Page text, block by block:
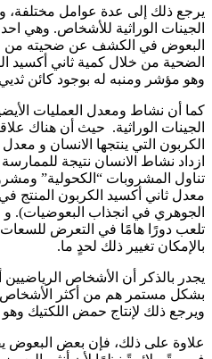
يرجع ذلك إلى عدة عوامل
الجينات الوراثية للأشخاص. وهي
البعوض في الكشف عن ضحيته من
الضحية من خلال كمية ثاني أكسيد
وهو مؤشر ومنبه له بوجود كائن
كما أن نشاط ومعدل العمليات
الجينات الوراثية. حيث أن هناك
الكربون التي ينتجها الانسان و
ازداد نشاط الانسان نتيجة
تناول المشروبات “الكحولية”
معدل ثاني أكسيد الكربون المنتج
الجوهري في انجذاب البعوضيات).
تلعب دورًا هامًا في التعرض للسعات
بالإمكان تغيير ذلك لحدٍ ما.
يجدر بالذكر أن الأشخاص
بشكل مستمر هم من أكثر
ويرجع ذلك لإنتاج حمض اللكتيك
علاوة على ذلك، فإن بعض البعوض